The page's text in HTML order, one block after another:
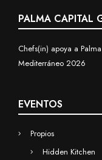
PALMA CAPITAL
Chefs(in) apoya a
Mediterráneo 2026
EVENTOS
Propios
Hidden Kitchen